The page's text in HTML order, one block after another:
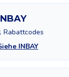
Rabattcodes
INBAY